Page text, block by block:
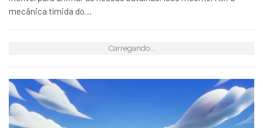
mecânica tímida do…
Carregando...